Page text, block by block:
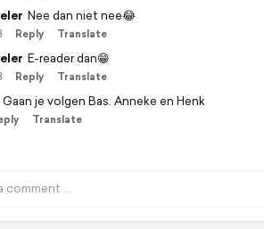
Nee dan niet nee😂
Reply Translate
E-reader dan😁
Reply Translate
Gaan je volgen Bas. Anneke en Henk
Translate